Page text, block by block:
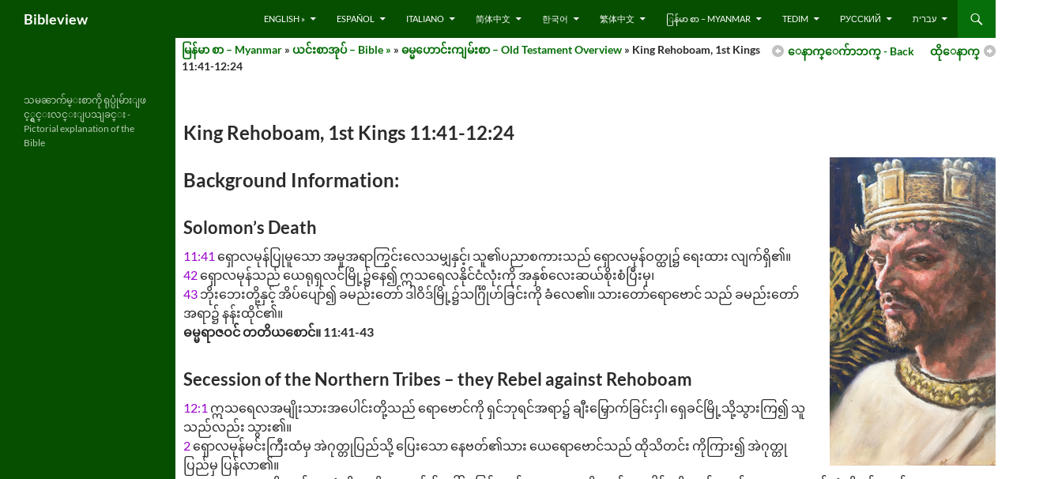
Bibleview ENGLISH » ESPAÑOL ITALIANO 简体中文 한국어 繁体中文 ြန်မာ စာ – MYANMAR TEDIM РУССКИЙ עברית
ထိုေနာက္
ေနာက္ေက်ာဘက္ - Back
မြန်မာ စာ – Myanmar » ယင်းစာအုပ် – Bible » » ဓမ္မဟောင်းကျမ်းစာ – Old Testament Overview » King Rehoboam, 1st Kings
11:41-12:24
King Rehoboam, 1st Kings 11:41-12:24
Background Information:
Solomon’s Death
11:41 ရှောလမုန်ပြုမူသော အမှုအရာကြွင်းလေသမျှနှင့်၊ သူ၏ပညာစကားသည် ရှောလမုန်ဝတ္ထု၌ ရေးထား လျက်ရှိ၏။
42ရှောလမုန်သည် ယေရုရှလင်မြို့၌နေ၍ ဣသရေလနိုင်ငံလုံးကို အနှစ်လေးဆယ်စိုးစံပြီးမှ၊
43 ဘိုးဘေးတို့နှင့် အိပ်ပျော်၍ ခမည်းတော် ဒါဝိဒ်မြို့၌သင်္ဂြိုဟ်ခြင်းကို ခံလေ၏။ သားတော်ရောဗောင် သည် ခမည်းတော်
အရာ၌ နန်းထိုင်၏။
ဓမ္မရာဇဝင် တတိယစောင်။ 11:41-43
Secession of the Northern Tribes – they Rebel against Rehoboam
12:1 ဣသရေလအမျိုးသားအပေါင်းတို့သည် ရောဗောင်ကို ရှင်ဘုရင်အရာ၌ ချီးမြှောက်ခြင်းငှါ၊ ရှေခင်မြို့သို့သွားကြ၍ သူ
သည်လည်း သွား၏။
2ရှောလမုန်မင်းကြီးထံမှ အဲဂုတ္တုပြည်သို့ ပြေးသော နေဗတ်၏သား ယေရောဗောင်သည် ထိုသိတင်း ကိုကြား၍ အဲဂုတ္တု
ပြည်မှ ပြန်လာ၏။
သမၼာက်မ္းစာကို ရုပ္ပုံမ်ားျဖ
င့္ရွင္းလင္းျပသျခင္း -
Pictorial explanation of the
Bible